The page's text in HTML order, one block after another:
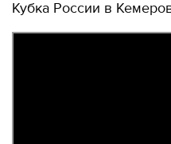
Кубка России в